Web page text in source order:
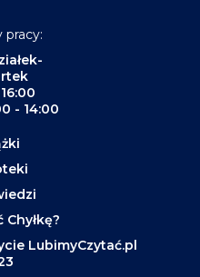
pracy:
- 14:00
LubimyCzytać.pl